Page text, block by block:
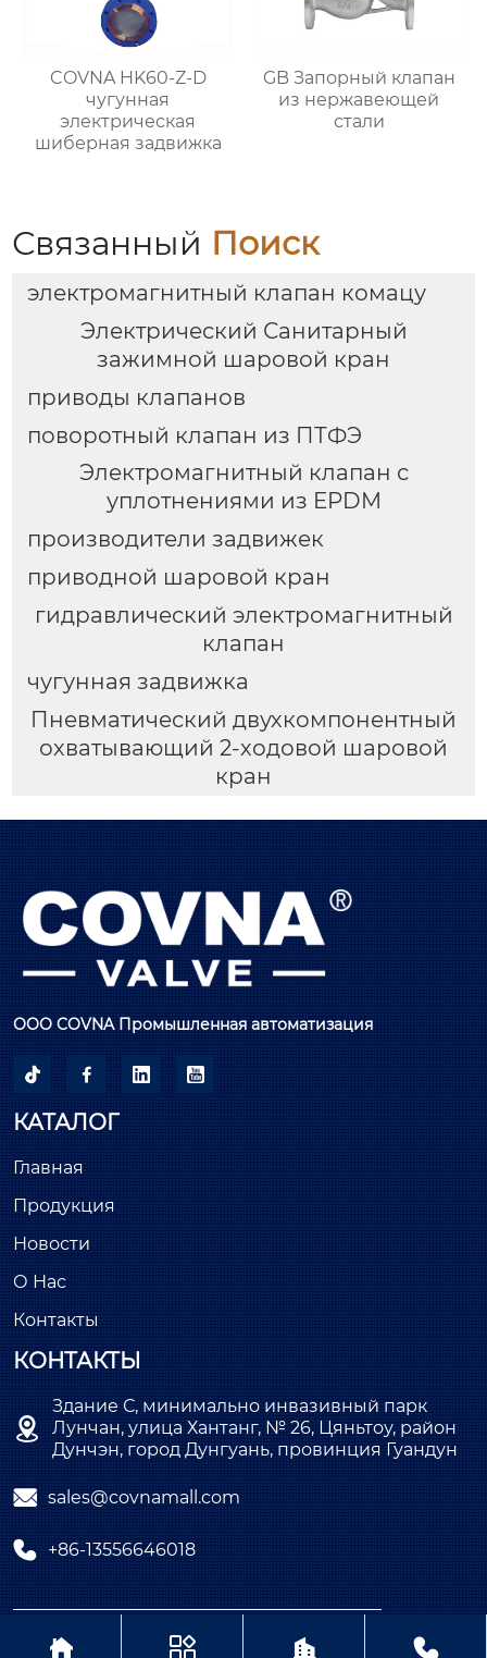
COVNA HK60-Z-D
чугунная
электрическая
шиберная задвижка
GB Запорный клапан
из нержавеющей
стали
Связанный Поиск
электромагнитный клапан комацу
Электрический Санитарный
зажимной шаровой кран
приводы клапанов
поворотный клапан из ПТФЭ
Электромагнитный клапан с
уплотнениями из EPDM
производители задвижек
приводной шаровой кран
гидравлический электромагнитный
клапан
чугунная задвижка
Пневматический двухкомпонентный
охватывающий 2-ходовой шаровой
кран
ООО COVNA Промышленная автоматизация
   
КАТАЛОГ
Главная
Продукция
Новости
О Нас
Контакты
КОНТАКТЫ

Здание С, минимально инвазивный парк
Лунчан, улица Хантанг, № 26, Цяньтоу, район
Дунчэн, город Дунгуань, провинция Гуандун
 sales@covnamall.com
 +86-13556646018
Copyright © ООО COVNA Промышленная
   